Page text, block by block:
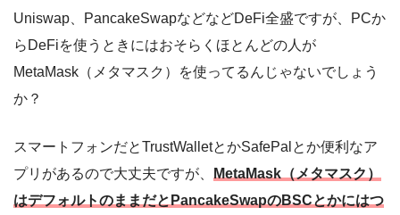
Uniswap、PancakeSwapなどなどDeFi全盛ですが、PCか
らDeFiを使うときにはおそらくほとんどの人が
MetaMask（メタマスク）を使ってるんじゃないでしょう
か？
スマートフォンだとTrustWalletとかSafePalとか便利なア
プリがあるので大丈夫ですが、
MetaMask（メタマスク）
はデフォルトのままだとPancakeSwapのBSCとかにはつ